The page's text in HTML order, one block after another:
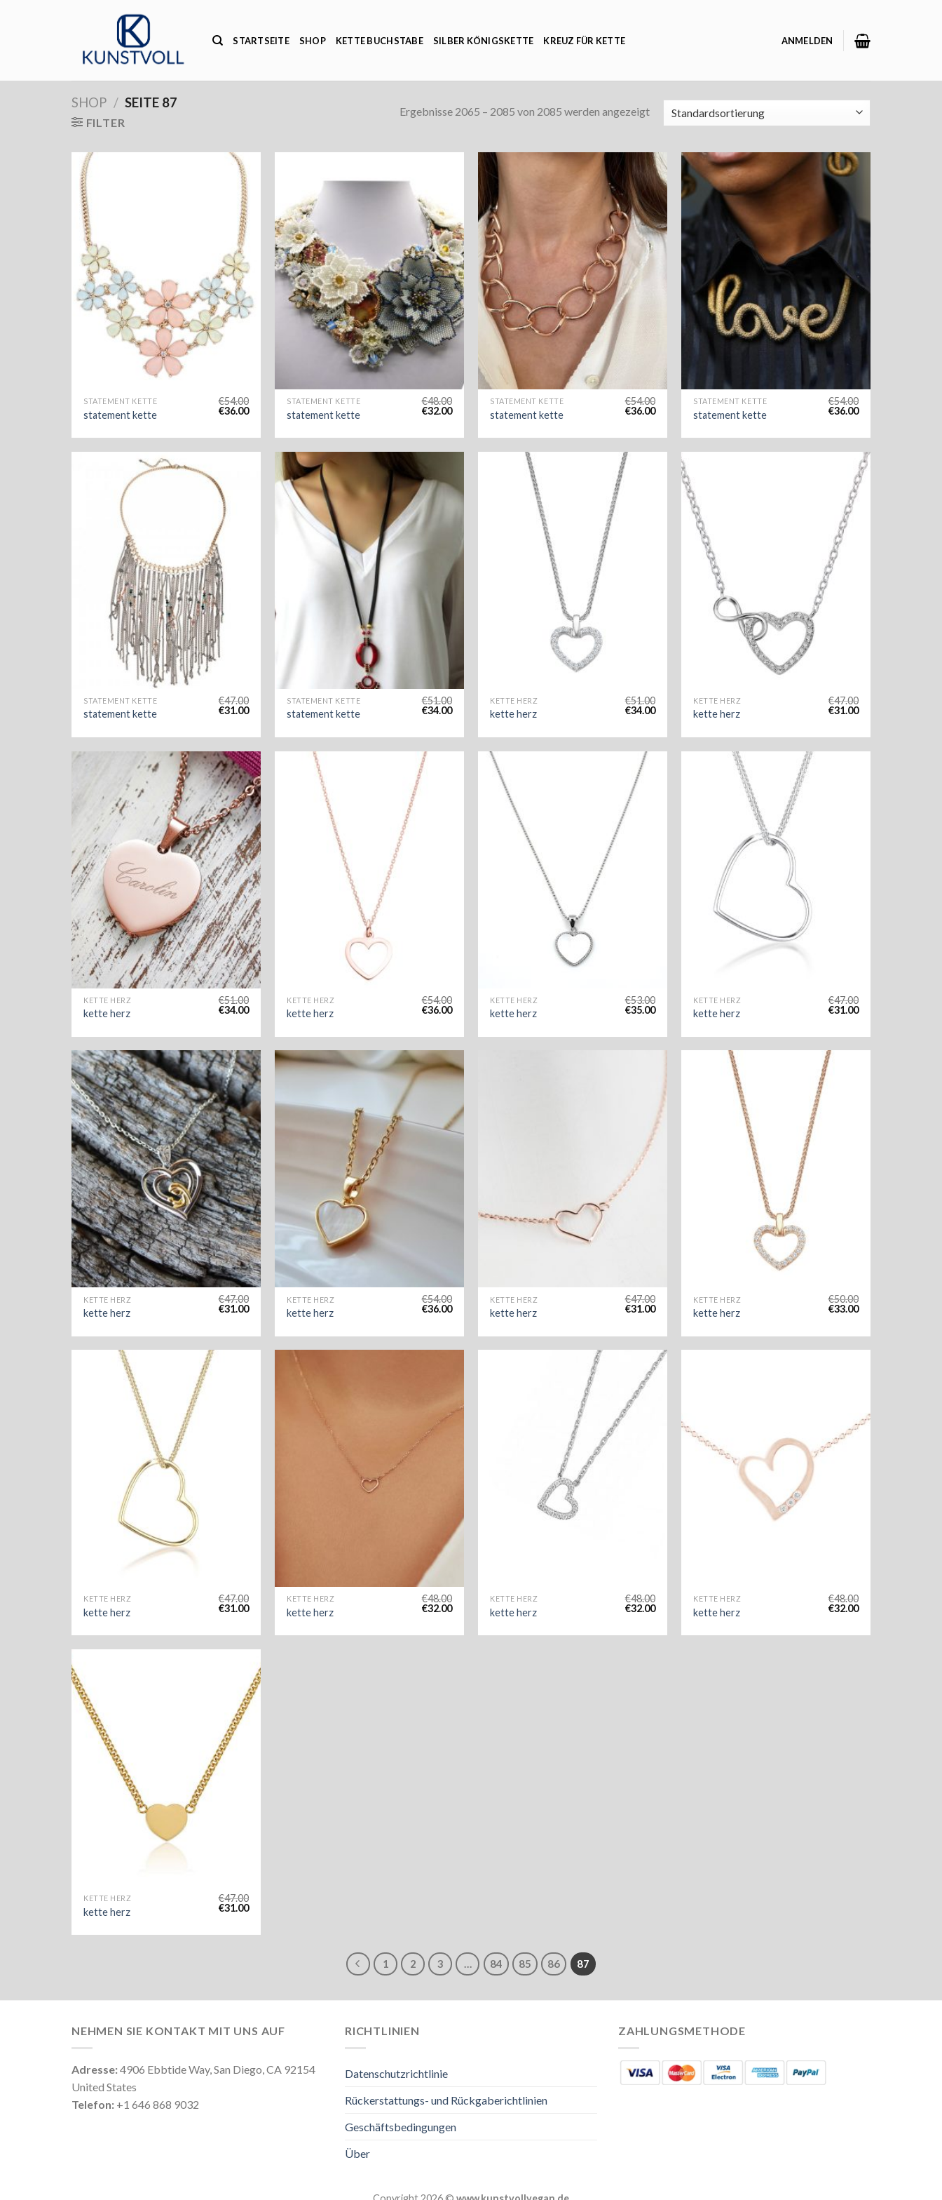
STARTSEITE SHOP KETTE BUCHSTABE SILBER KÖNIGSKETTE KREUZ FÜR KETTE ANMELDEN
SHOP / SEITE 87
FILTER
Ergebnisse 2065 – 2085 von 2085 werden angezeigt
STATEMENT KETTE
statement kette
€54.00
€36.00
STATEMENT KETTE
statement kette
€48.00
€32.00
STATEMENT KETTE
statement kette
€54.00
€36.00
STATEMENT KETTE
statement kette
€54.00
€36.00
STATEMENT KETTE
statement kette
€47.00
€31.00
STATEMENT KETTE
statement kette
€51.00
€34.00
KETTE HERZ
kette herz
€51.00
€34.00
KETTE HERZ
kette herz
€47.00
€31.00
KETTE HERZ
kette herz
€51.00
€34.00
KETTE HERZ
kette herz
€54.00
€36.00
KETTE HERZ
kette herz
€53.00
€35.00
KETTE HERZ
kette herz
€47.00
€31.00
KETTE HERZ
kette herz
€47.00
€31.00
KETTE HERZ
kette herz
€54.00
€36.00
KETTE HERZ
kette herz
€47.00
€31.00
KETTE HERZ
kette herz
€50.00
€33.00
KETTE HERZ
kette herz
€47.00
€31.00
KETTE HERZ
kette herz
€48.00
€32.00
KETTE HERZ
kette herz
€48.00
€32.00
KETTE HERZ
kette herz
€48.00
€32.00
KETTE HERZ
kette herz
€47.00
€31.00
1 2 3 … 84 85 86 87
NEHMEN SIE KONTAKT MIT UNS AUF
Adresse:4906 Ebbtide Way, San Diego, CA 92154
United States
Telefon: +1 646 868 9032
RICHTLINIEN
Datenschutzrichtlinie
Rückerstattungs- und Rückgaberichtlinien
Geschäftsbedingungen
Über
ZAHLUNGSMETHODE